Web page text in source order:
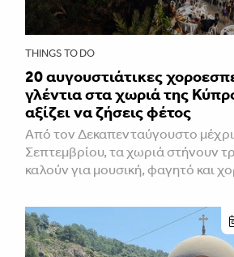
THINGS TO DO
20 αυγουστιάτικες
γλέντια στα χωριά της
αξίζει να ζήσεις φέτος
Από τον Δεκαπενταύγουστο μέχρι
Σεπτεμβρίου, τα χωριά στήνουν
καλούν για μουσική, φαγητό και